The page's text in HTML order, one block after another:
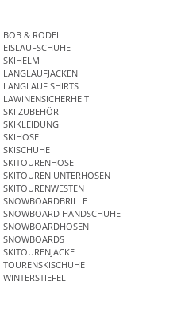
BOB & RODEL
EISLAUFSCHUHE
SKIHELM
LANGLAUFJACKEN
LANGLAUF SHIRTS
LAWINENSICHERHEIT
SKI ZUBEHÖR
SKIKLEIDUNG
SKIHOSE
SKISCHUHE
SKITOURENHOSE
SKITOUREN UNTERHOSEN
SKITOURENWESTEN
SNOWBOARDBRILLE
SNOWBOARD HANDSCHUHE
SNOWBOARDHOSEN
SNOWBOARDS
SKITOURENJACKE
TOURENSKISCHUHE
WINTERSTIEFEL